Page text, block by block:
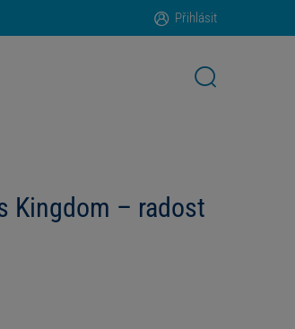
Přihlásit
Kingdom – radost